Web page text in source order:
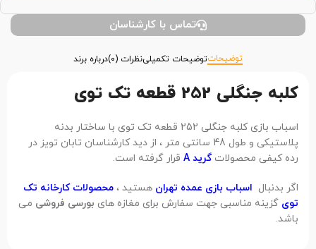
تماس با کارشناسان
توضیحاتتوضیحات تکمیلینظرات (0) درباره برند
کلبه جنگلی 252 قطعه تک توی
اسباب بازی کلبه جنگلی 252 قطعه تک توی با ساختار بدنه
پلاستیکی و طول 48 سانتی متر ، از دید کارشناسان تابان تویز در
رده کیفی محصولاتگرید A قرار گرفته است.
اگر بدنبال اسباب بازی عمده تهران هستید ، محصولات کارخانه تک
توی گزینه مناسبی جهت سفارش برای مغازه های بورسی فروشی می
باشد.